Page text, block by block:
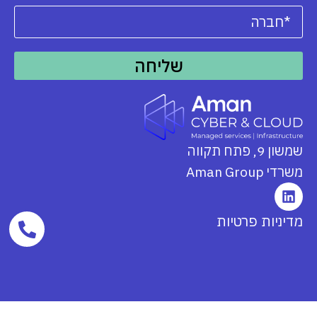
שמשון 9, פתח תקווה
משרדי Aman Group
מדיניות פרטיות
שליחה